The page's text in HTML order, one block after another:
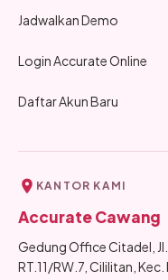
Jadwalkan Demo
Login Accurate Online
Daftar Akun Baru
KANTOR KAMI
Accurate Cawang
Gedung Office Citadel,
RT.11/RW.7, Cililitan,